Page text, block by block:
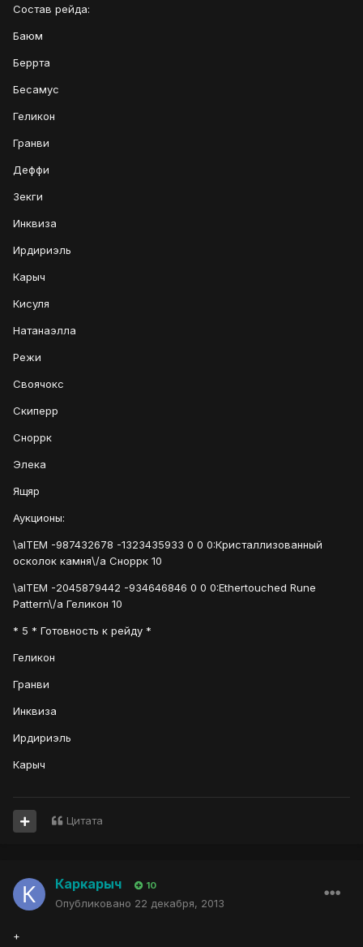
Состав рейда:
Баюм
Беррта
Бесамус
Геликон
Гранви
Деффи
Зекги
Инквиза
Ирдириэль
Карыч
Кисуля
Натанаэлла
Режи
Своячокс
Скиперр
Сноррк
Элека
Ящяр
Аукционы:
\aITEM -987432678 -1323435933 0 0 0:Кристаллизованный
осколок камня\/a Сноррк 10
\aITEM -2045879442 -934646846 0 0 0:Ethertouched Rune
Pattern\/a Геликон 10
* 5 * Готовность к рейду *
Геликон
Гранви
Инквиза
Ирдириэль
Карыч
Цитата
Каркарыч 10
Опубликовано 22 декабря, 2013
+